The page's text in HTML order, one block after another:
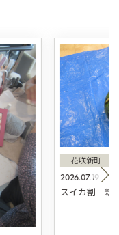
2026.07.19
花咲新町
スイカ割 新